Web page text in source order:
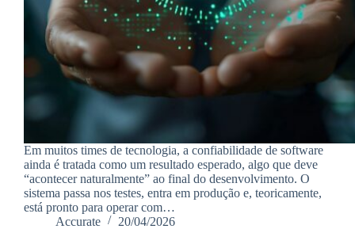
Em muitos times de tecnologia, a confiabilidade de software
ainda é tratada como um resultado esperado, algo que deve
“acontecer naturalmente” ao final do desenvolvimento. O
sistema passa nos testes, entra em produção e, teoricamente,
está pronto para operar com…
Accurate
20/04/2026